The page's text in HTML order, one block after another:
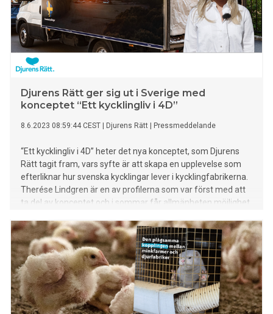
Djurens Rätt ger sig ut i Sverige med
konceptet “Ett kycklingliv i 4D”
8.6.2023 08:59:44 CEST Djurens Rätt Pressmeddelande
“Ett kycklingliv i 4D” heter det nya konceptet, som Djurens
Rätt tagit fram, vars syfte är att skapa en upplevelse som
efterliknar hur svenska kycklingar lever i kycklingfabrikerna.
Therése Lindgren är en av profilerna som var först med att
ta del av konceptet och i sommar får allmänheten möjlighet